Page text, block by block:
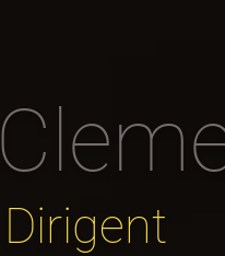
Dirigent